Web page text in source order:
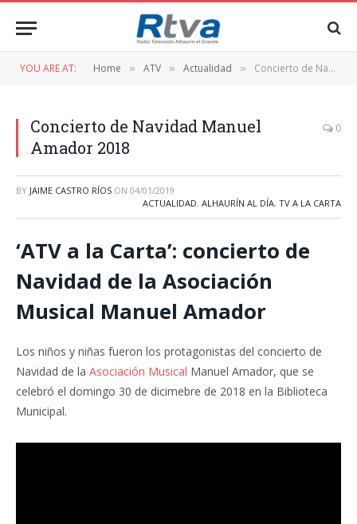
YOU ARE AT: Home » ATV » Actualidad » Concierto de Navidad Manuel Amador 2018
Concierto de Navidad Manuel
Amador 2018
0
BY JAIME CASTRO RÍOS ON 04/01/2019
ACTUALIDAD, ALHAURÍN AL DÍA, TV A LA CARTA
‘ATV a la Carta’: concierto de
Navidad de la Asociación
Musical Manuel Amador
Los niños y niñas fueron los protagonistas del concierto de
Navidad de la Asociación Musical Manuel Amador, que se
celebró el domingo 30 de dicimebre de 2018 en la Biblioteca
Municipal.